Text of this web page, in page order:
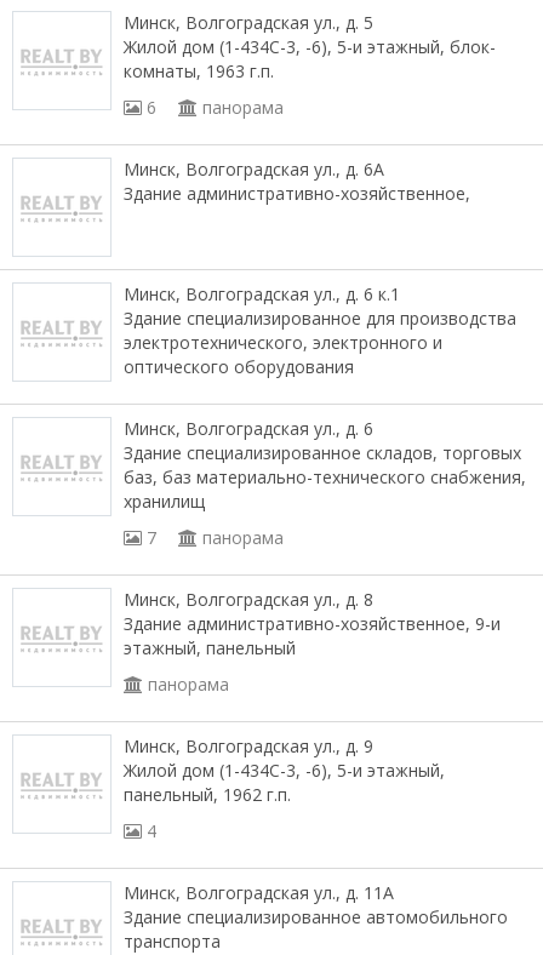
Минск, Волгоградская ул., д. 5
Жилой дом (1-434С-3, -6), 5-и этажный, блок-
комнаты, 1963 г.п.
6
панорама
Минск, Волгоградская ул., д. 6А
Здание административно-хозяйственное,
Минск, Волгоградская ул., д. 6 к.1
Здание специализированное для производства
электротехнического, электронного и
оптического оборудования
Минск, Волгоградская ул., д. 6
Здание специализированное складов, торговых
баз, баз материально-технического снабжения,
хранилищ
7
панорама
Минск, Волгоградская ул., д. 8
Здание административно-хозяйственное, 9-и
этажный, панельный
панорама
Минск, Волгоградская ул., д. 9
Жилой дом (1-434С-3, -6), 5-и этажный,
панельный, 1962 г.п.
4
Минск, Волгоградская ул., д. 11А
Здание специализированное автомобильного
транспорта